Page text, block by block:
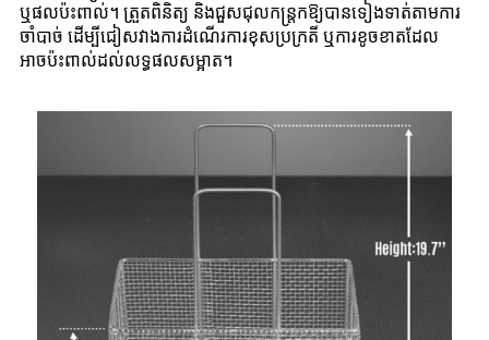
ឬផលប៉ះពាល់។ ត្រួតពិនិត្យ និងជួសជុលកន្ត្រកឱ្យបានទៀងទាត់តាមការ
ចាំបាច់ ដើម្បីជៀសវាងការដំណើរការខុសប្រក្រតី ឬការខូចខាតដែល
អាចប៉ះពាល់ដល់លទ្ធផលសម្អាត។